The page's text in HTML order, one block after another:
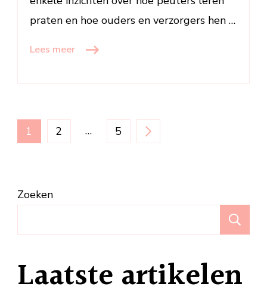
praten en hoe ouders en verzorgers hen …
Lees meer
Berichten
PAGINA
1 PAGINA
2 … PAGINA
5
Zoeken
Laatste artikelen